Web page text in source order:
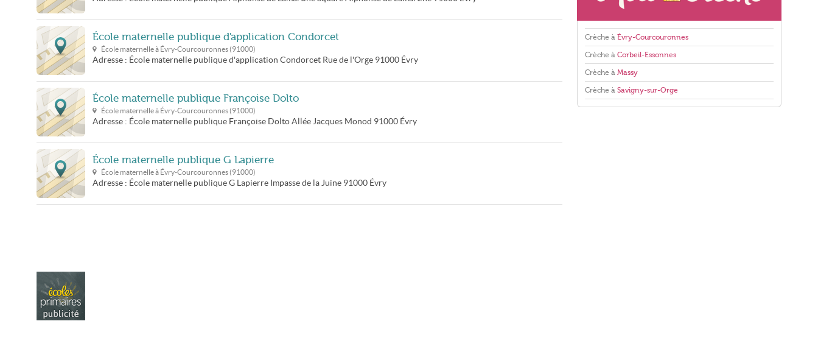
École maternelle publique d'application Condorcet
École maternelle à Évry-Courcouronnes (91000)
Adresse : École maternelle publique d'application Condorcet Rue de l'Orge 91000 Évry
École maternelle publique Françoise Dolto
École maternelle à Évry-Courcouronnes (91000)
Adresse : École maternelle publique Françoise Dolto Allée Jacques Monod 91000 Évry
École maternelle publique G Lapierre
École maternelle à Évry-Courcouronnes (91000)
Adresse : École maternelle publique G Lapierre Impasse de la Juine 91000 Évry
Crèche à Évry-Courcouronnes
Crèche à Corbeil-Essonnes
Crèche à Massy
Crèche à Savigny-sur-Orge